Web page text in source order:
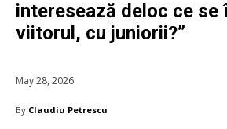
interesează deloc ce se
viitorul, cu juniorii?”
May 28, 2026
By Claudiu Petrescu